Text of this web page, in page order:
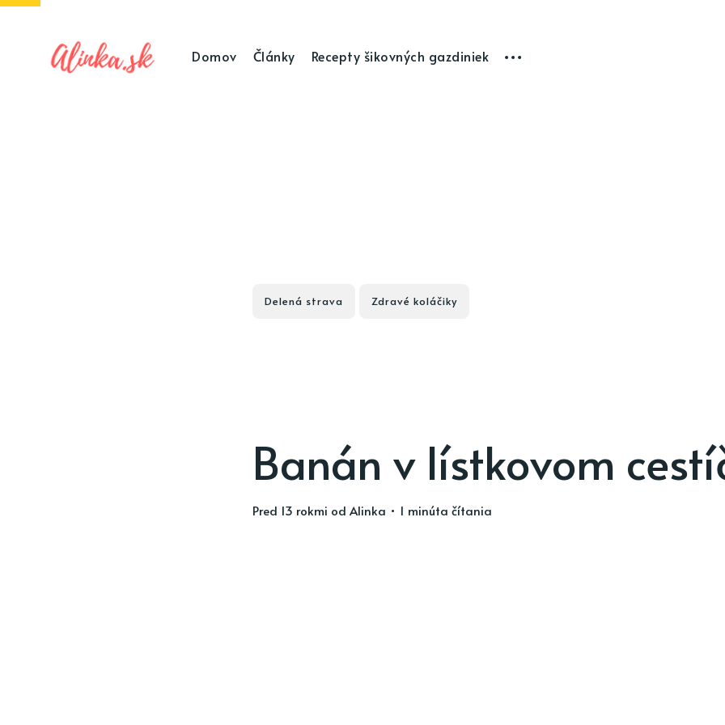
Domov Články Recepty šikovných gazdiniek
Delená strava Zdravé koláčiky
Banán v lístkovom
pred 13 rokmi od Alinka • 1 minúta čítania